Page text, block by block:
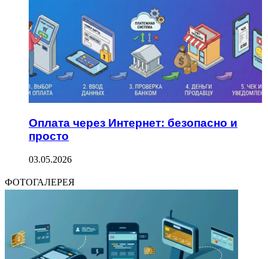
Оплата через Интернет: безопасно и
просто
03.05.2026
ФОТОГАЛЕРЕЯ